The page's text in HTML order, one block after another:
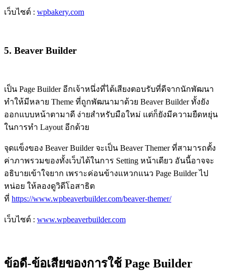
เว็บไซต์​ : wpbakery.com
5. Beaver Builder
เป็น Page Builder อีกเจ้าหนึ่งที่ได้เสียงตอบรับที่ดีจากนักพัฒนา
ทำให้มีหลาย Theme ที่ถูกพัฒนามาด้วย Beaver Builder ทั้งยัง
ออกแบบหน้าตามาดี ง่ายสำหรับมือใหม่ แต่ก็ยังมีความยืดหยุ่น
ในการทำ Layout อีกด้วย
จุดแข็งของ Beaver Builder จะเป็น Beaver Themer ที่สามารถตั้ง
ค่าภาพรวมของทั้งเว็บได้ในการ Setting หน้าเดียว อันนี้อาจจะ
อธิบายเข้าใจยาก เพราะค่อนข้างแหวกแนว Page Builder ไป
หน่อย ให้ลองดูวิดีโอสาธิต
ที่ https://www.wpbeaverbuilder.com/beaver-themer/
เว็บไซต์ : www.wpbeaverbuilder.com
ข้อดี-ข้อเสียของการใช้ Page Builder